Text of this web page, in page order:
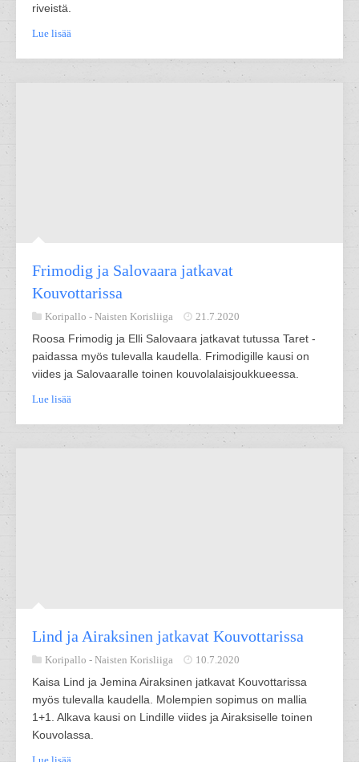
riveistä.
Lue lisää
Frimodig ja Salovaara jatkavat
Kouvottarissa
Koripallo - Naisten Korisliiga 21.7.2020
Roosa Frimodig ja Elli Salovaara jatkavat tutussa Taret -
paidassa myös tulevalla kaudella. Frimodigille kausi on
viides ja Salovaaralle toinen kouvolalaisjoukkueessa.
Lue lisää
Lind ja Airaksinen jatkavat Kouvottarissa
Koripallo - Naisten Korisliiga 10.7.2020
Kaisa Lind ja Jemina Airaksinen jatkavat Kouvottarissa
myös tulevalla kaudella. Molempien sopimus on mallia
1+1. Alkava kausi on Lindille viides ja Airaksiselle toinen
Kouvolassa.